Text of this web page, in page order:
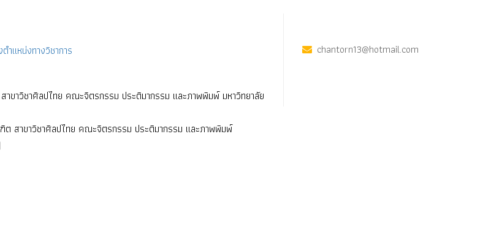
ำแหน่งทางวิชาการ
าวิชาศิลปไทย คณะจิตรกรรม ประติมากรรม และภาพพิมพ์ มหาวิทยาลัย
สาขาวิชาศิลปไทย คณะจิตรกรรม ประติมากรรม และภาพพิมพ์
chantorn13@hotmail.com